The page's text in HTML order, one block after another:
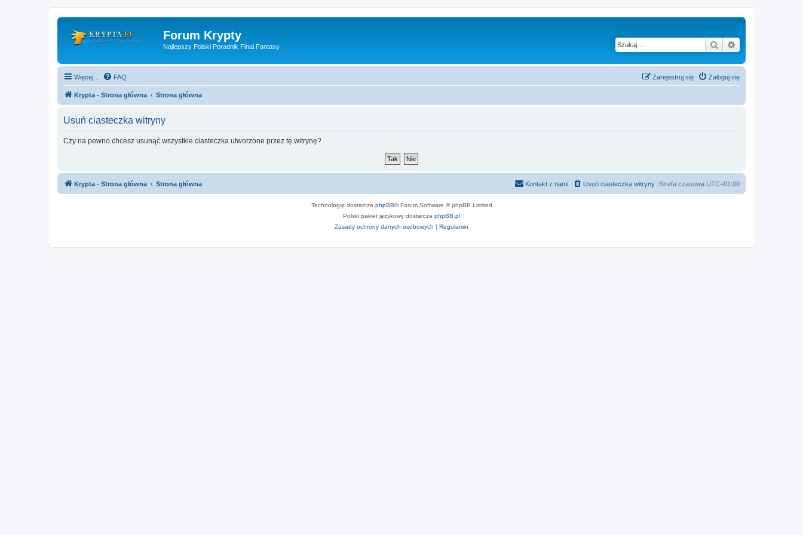
Forum Krypty
Najlepszy Polski Poradnik Final Fantasy Szukaj
Więcej… FAQ Zaloguj się
Zarejestruj się
Krypta - Strona główna Strona główna
Usuń ciasteczka witryny
Czy na pewno chcesz usunąć wszystkie ciasteczka utworzone przez tę witrynę?
Krypta - Strona główna Strona główna Strefa czasowa UTC+01:00
Usuń ciasteczka witryny
Kontakt z nami
Technologię dostarcza phpBB® Forum Software © phpBB Limited
Polski pakiet językowy dostarcza phpBB.pl
Zasady ochrony danych osobowych | Regulamin